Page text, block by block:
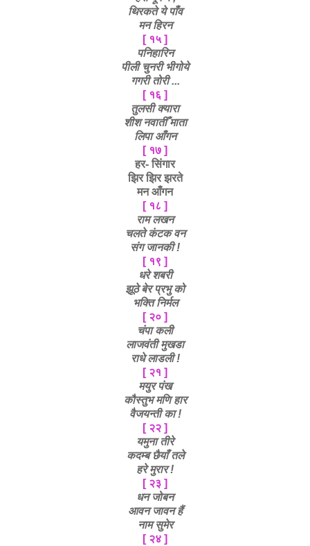
थिरकते ये पाँव
मन हिरन
[ १५ ]
पनिहारिन
पीली चुनरी भीगोये
गगरी तोरी ...
[ १६ ]
तुलसी क्यारा
शीश नवातीँ माता
लिपा आँगन
[ १७ ]
हर- सिंगार
झिर झिर झरते
मन आँगन
[ १८ ]
राम लखन
चलते कंटक वन
संग जानकी !
[ १९ ]
धरे शबरी
झूठे बेर प्रभु को
भक्ति निर्मल
[ २० ]
चंपा कली
लाजवंती मुखडा
राधे लाडली !
[ २१ ]
मयुर पंख
कौस्तुभ मणि हार
वैजयन्ती का!
[ २२ ]
यमुना तीरे
कदम्ब छैयाँ तले
हरे मुरार !
[ २३ ]
धन जोबन
आवन जावन हैं
नाम सुमेर
[ २४ ]